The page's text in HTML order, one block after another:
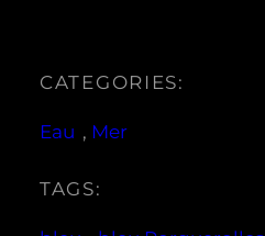
CATEGORIES:
Eau , Mer
TAGS: